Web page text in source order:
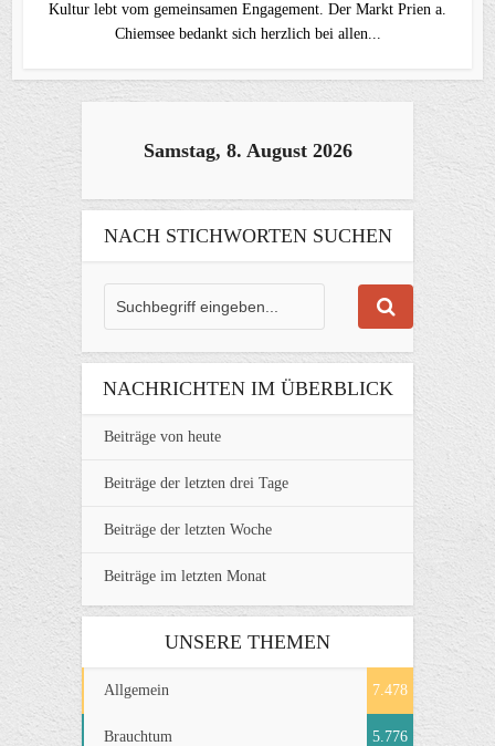
Kultur lebt vom gemeinsamen Engagement. Der Markt Prien a.
Chiemsee bedankt sich herzlich bei allen...
Samstag, 8. August 2026
NACH STICHWORTEN SUCHEN
NACHRICHTEN IM ÜBERBLICK
Beiträge von heute
Beiträge der letzten drei Tage
Beiträge der letzten Woche
Beiträge im letzten Monat
UNSERE THEMEN
Allgemein 7.478
Brauchtum 5.776